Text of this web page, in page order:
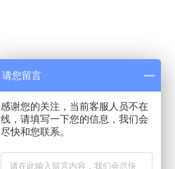
请您留言
感谢您的关注，当前客服人员不在
线，请填写一下您的信息，我们会
尽快和您联系。